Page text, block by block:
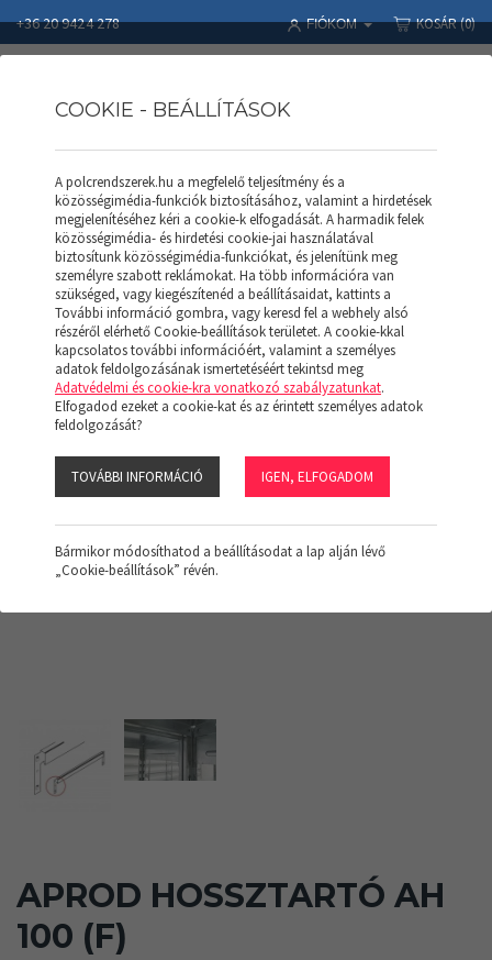
+36 20 9424 278 FIÓKOM KOSÁR(0)
Polcrendszerek Termékek
APROD POLC
APROD Hossztartó AH 100 (F)
APROD HOSSZTARTÓ AH
100 (F)
COOKIE - BEÁLLÍTÁSOK
A polcrendszerek.hu a megfelelő teljesítmény és a
közösségimédia-funkciók biztosításához, valamint a hirdetések
megjelenítéséhez kéri a cookie-k elfogadását. A harmadik felek
közösségimédia- és hirdetési cookie-jai használatával
biztosítunk közösségimédia-funkciókat, és jelenítünk meg
személyre szabott reklámokat. Ha több információra van
szükséged, vagy kiegészítenéd a beállításaidat, kattints a
További információ gombra, vagy keresd fel a webhely alsó
részéről elérhető Cookie-beállítások területet. A cookie-kkal
kapcsolatos további információért, valamint a személyes
adatok feldolgozásának ismertetéséért tekintsd meg
Adatvédelmi és cookie-kra vonatkozó szabályzatunkat.
Elfogadod ezeket a cookie-kat és az érintett személyes adatok
feldolgozását?
TOVÁBBI INFORMÁCIÓ IGEN, ELFOGADOM
Bármikor módosíthatod a beállításodat a lap alján lévő
„Cookie-beállítások” révén.